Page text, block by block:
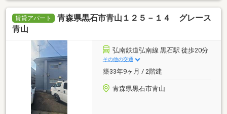
賃貸アパート
青森県黒石市青山１２５－１４ グレース
青山
弘南鉄道弘南線 黒石駅 徒歩20分
その他の交通
築33年9ヶ月 / 2階建
青森県黒石市青山